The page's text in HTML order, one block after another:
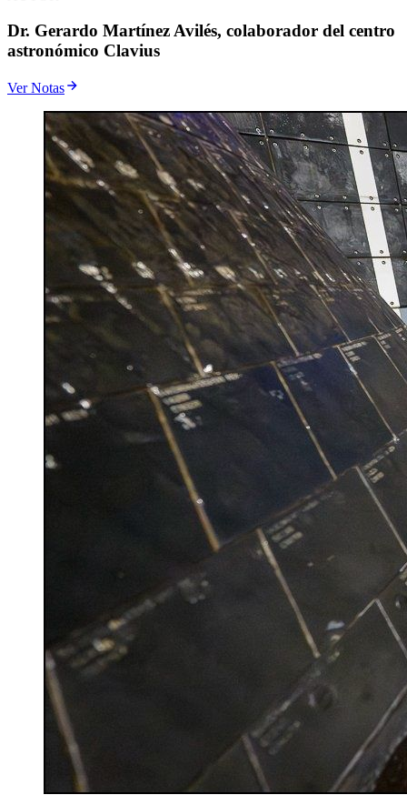
Dr. Gerardo Martínez Avilés, colaborador del centro
astronómico Clavius
Ver Notas